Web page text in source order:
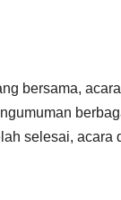
bersama,
selesai, acara